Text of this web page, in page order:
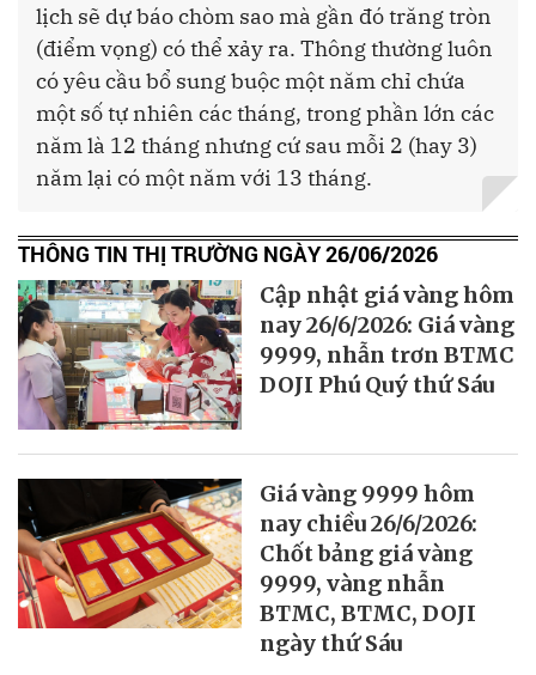
lịch sẽ dự báo chòm sao mà gần đó trăng tròn
(điểm vọng) có thể xảy ra. Thông thường luôn
có yêu cầu bổ sung buộc một năm chỉ chứa
một số tự nhiên các tháng, trong phần lớn các
năm là 12 tháng nhưng cứ sau mỗi 2 (hay 3)
năm lại có một năm với 13 tháng.
THÔNG TIN THỊ TRƯỜNG NGÀY 26/06/2026
Cập nhật giá vàng hôm
nay 26/6/2026: Giá vàng
9999, nhẫn trơn BTMC
DOJI Phú Quý thứ Sáu
Giá vàng 9999 hôm
nay chiều 26/6/2026:
Chốt bảng giá vàng
9999, vàng nhẫn
BTMC, BTMC, DOJI
ngày thứ Sáu